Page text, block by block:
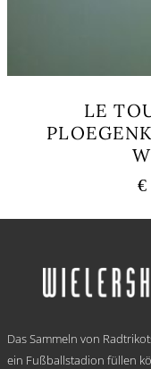
LE
€
Das Sammeln von
ein Fußballstadion füllen